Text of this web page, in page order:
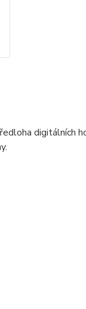
digitálních